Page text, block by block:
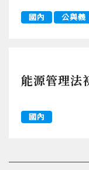
國內 公與義
能源管理法
國內